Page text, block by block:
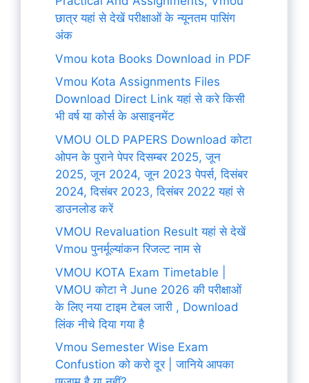
छात्र यहां से देखें परीक्षाओं के न्यूनतम पासिंग
अंक
Vmou kota Books Download in PDF
Vmou Kota Assignments Files
Download Direct Link यहां से करे किसी
भी वर्ष या कोर्स के असाइनमेंट
VMOU OLD PAPERS Download कोटा
ओपन के पुराने पेपर दिसम्बर 2025, जून
2025, जून 2024, जून 2023 पेपर्स, दिसंबर
2024, दिसंबर 2023, दिसंबर 2022 यहां से
डाउनलोड करें
VMOU Revaluation Result यहां से देखें
Vmou पुनर्मूल्यांकन रिजल्ट नाम से
VMOU KOTA Exam Timetable |
VMOU कोटा ने June 2026 की परीक्षाओं
के लिए नया टाइम टेबल जारी , Download
लिंक नीचे दिया गया है
Vmou Semester Wise Exam
Confustion को करो दूर | जानिये आपका